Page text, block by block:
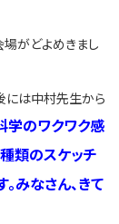
場がどよめきまし
には中村先生から
学のワクワク感
類のスケッチ
みなさん、きて